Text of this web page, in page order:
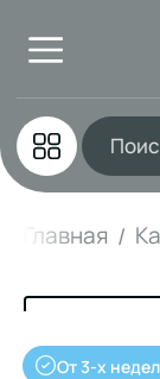
Главная
От 3-х